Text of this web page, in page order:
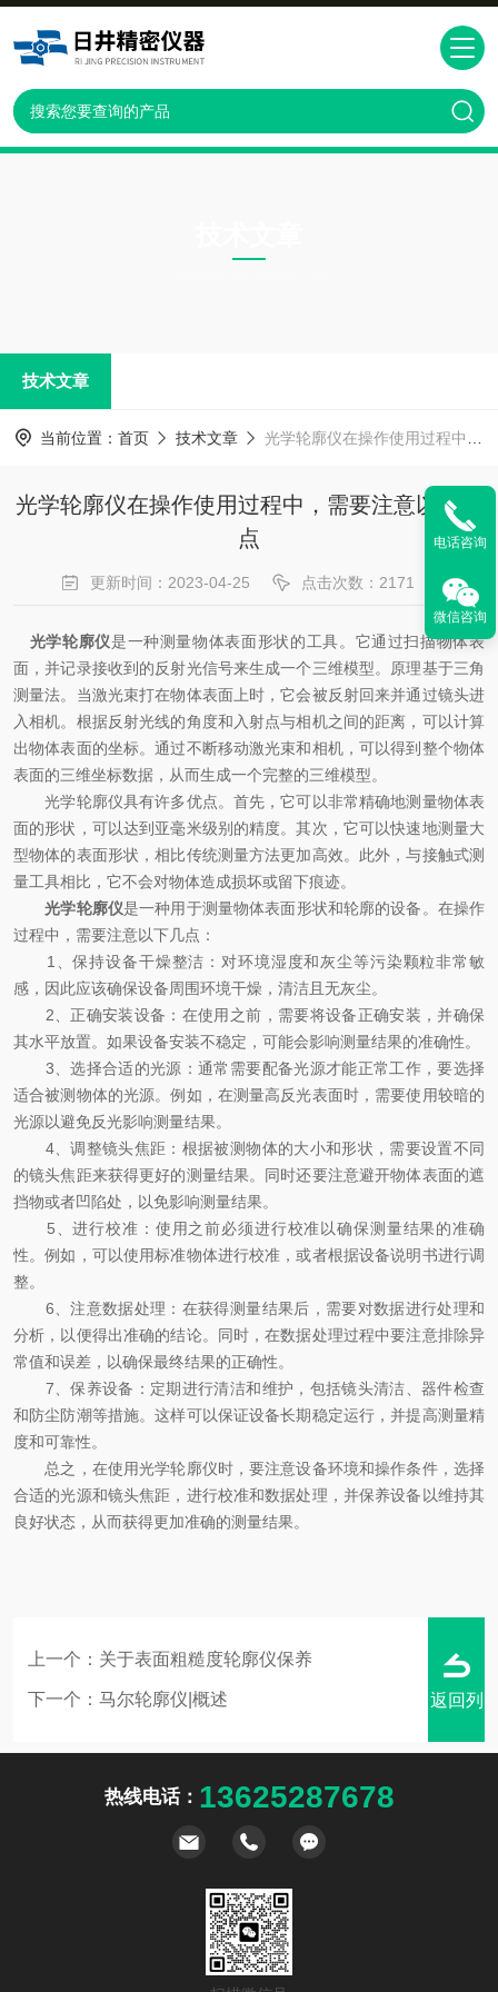
技术文章
当前位置： 首页 技术文章 光学轮廓仪在操作使用过程中，需要注意以下几点
光学轮廓仪在操作使用过程中，需要注意以下几
点
更新时间：2023-04-25 点击次数：2171
光学轮廓仪是一种测量物体表面形状的工具。它通过扫描物体表
面，并记录接收到的反射光信号来生成一个三维模型。原理基于三角
测量法。当激光束打在物体表面上时，它会被反射回来并通过镜头进
入相机。根据反射光线的角度和入射点与相机之间的距离，可以计算
出物体表面的坐标。通过不断移动激光束和相机，可以得到整个物体
表面的三维坐标数据，从而生成一个完整的三维模型。
光学轮廓仪具有许多优点。首先，它可以非常精确地测量物体表
面的形状，可以达到亚毫米级别的精度。其次，它可以快速地测量大
型物体的表面形状，相比传统测量方法更加高效。此外，与接触式测
量工具相比，它不会对物体造成损坏或留下痕迹。
光学轮廓仪是一种用于测量物体表面形状和轮廓的设备。在操作
过程中，需要注意以下几点：
1、保持设备干燥整洁：对环境湿度和灰尘等污染颗粒非常敏
感，因此应该确保设备周围环境干燥，清洁且无灰尘。
2、正确安装设备：在使用之前，需要将设备正确安装，并确保
其水平放置。如果设备安装不稳定，可能会影响测量结果的准确性。
3、选择合适的光源：通常需要配备光源才能正常工作，要选择
适合被测物体的光源。例如，在测量高反光表面时，需要使用较暗的
光源以避免反光影响测量结果。
4、调整镜头焦距：根据被测物体的大小和形状，需要设置不同
的镜头焦距来获得更好的测量结果。同时还要注意避开物体表面的遮
挡物或者凹陷处，以免影响测量结果。
5、进行校准：使用之前必须进行校准以确保测量结果的准确
性。例如，可以使用标准物体进行校准，或者根据设备说明书进行调
整。
6、注意数据处理：在获得测量结果后，需要对数据进行处理和
分析，以便得出准确的结论。同时，在数据处理过程中要注意排除异
常值和误差，以确保最终结果的正确性。
7、保养设备：定期进行清洁和维护，包括镜头清洁、器件检查
和防尘防潮等措施。这样可以保证设备长期稳定运行，并提高测量精
度和可靠性。
总之，在使用光学轮廓仪时，要注意设备环境和操作条件，选择
合适的光源和镜头焦距，进行校准和数据处理，并保养设备以维持其
良好状态，从而获得更加准确的测量结果。
上一个： 关于表面粗糙度轮廓仪保养
下一个： 马尔轮廓仪|概述 返回列
热线电话： 13625287678
电话咨询
微信咨询